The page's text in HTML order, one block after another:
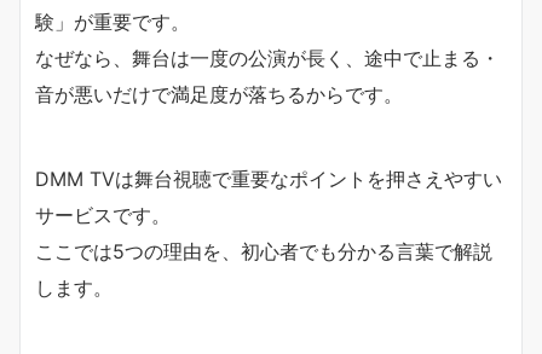
験」が重要です。
なぜなら、舞台は一度の公演が長く、途中で止まる・
音が悪いだけで満足度が落ちるからです。
DMM TVは舞台視聴で重要なポイントを押さえやすい
サービスです。
ここでは5つの理由を、初心者でも分かる言葉で解説
します。